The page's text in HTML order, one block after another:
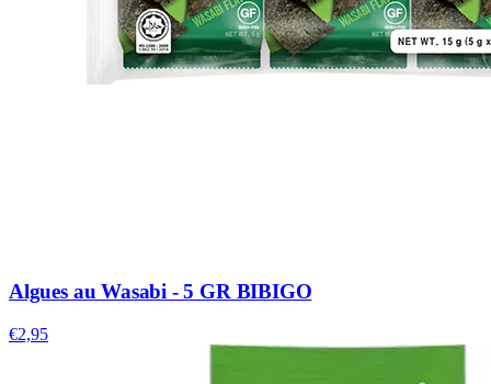
Algues au Wasabi - 5 GR BIBIGO
€2,95